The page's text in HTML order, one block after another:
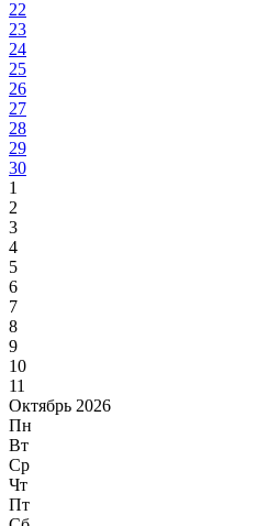
22
23
24
25
26
27
28
29
30
1
2
3
4
5
6
7
8
9
10
11
Октябрь 2026
Пн
Вт
Ср
Чт
Пт